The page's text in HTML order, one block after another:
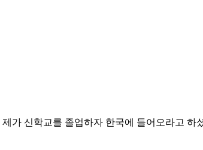
가 신학교를 졸업하자 한국에 들어오라고 하